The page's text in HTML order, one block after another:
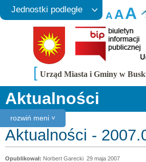
AAA
Jednostki podległe
[ Urząd Miasta i Gminy w
rozwiń meni ˅
Aktualności
Aktualności -
Norbert Garecki 29 maja 2007